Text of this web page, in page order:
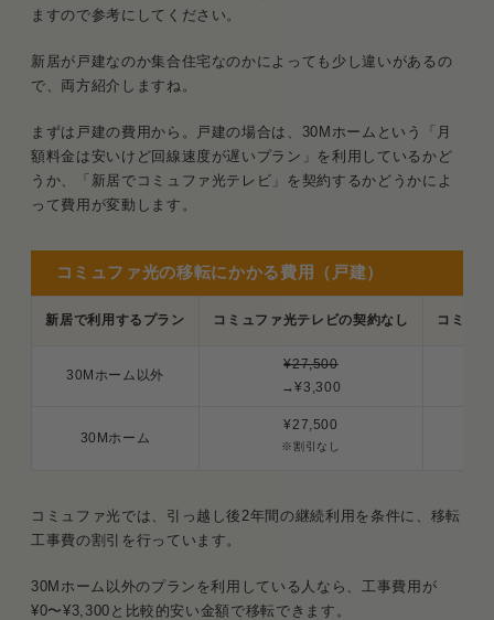
ますので参考にしてください。
新居が戸建なのか集合住宅なのかによっても少し違いがあるの
で、両方紹介しますね。
まずは戸建の費用から。戸建の場合は、30Mホームという「月
額料金は安いけど回線速度が遅いプラン」を利用しているかど
うか、「新居でコミュファ光テレビ」を契約するかどうかによ
って費用が変動します。
新居で利用するプラン コミュファ光テレビの契約なし コミュ
30Mホーム以外
¥27,500
→¥3,300
30Mホーム
¥27,500
※割引なし
コミュファ光の移転にかかる費用（戸建）
コミュファ光では、引っ越し後2年間の継続利用を条件に、移転
工事費の割引を行っています。
30Mホーム以外のプランを利用している人なら、工事費用が
¥0〜¥3,300と比較的安い金額で移転できます。